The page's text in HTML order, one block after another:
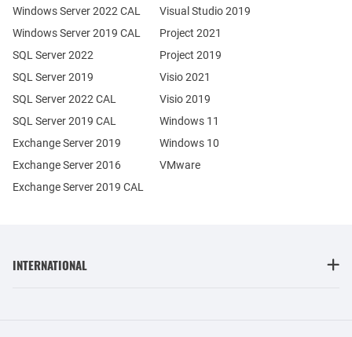
Exchange Server 2019
Exchange Server 2016
SQL Server 2022
SQL Server 2019
Windows Server 2022 CAL
Windows Server 2019 CAL
SQL Server 2022 CAL
SQL Server 2019 CAL
Exchange Server 2019 CAL
Visual Studio 2019
Project 2021
Project 2019
Visio 2021
Visio 2019
Windows 11
Windows 10
VMware
INTERNATIONAL